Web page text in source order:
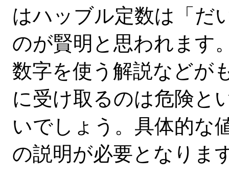
はハッブル定数は「だ
のが賢明と思われます
数字を使う解説などが
に受け取るのは危険と
いでしょう。具体的な
の説明が必要となりま